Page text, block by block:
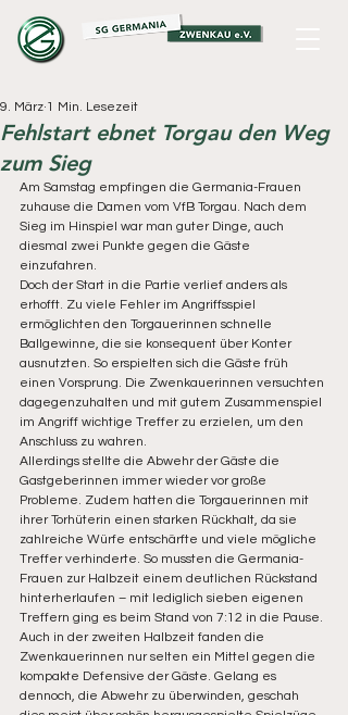
Fehlstart ebnet Torgau den Weg
zum Sieg
9. März 1 Min. Lesezeit
Am Samstag empfingen die Germania-Frauen
zuhause die Damen vom VfB Torgau. Nach dem
Sieg im Hinspiel war man guter Dinge, auch
diesmal zwei Punkte gegen die Gäste
einzufahren.
Doch der Start in die Partie verlief anders als
erhofft. Zu viele Fehler im Angriffsspiel
ermöglichten den Torgauerinnen schnelle
Ballgewinne, die sie konsequent über Konter
ausnutzten. So erspielten sich die Gäste früh
einen Vorsprung. Die Zwenkauerinnen versuchten
dagegenzuhalten und mit gutem Zusammenspiel
im Angriff wichtige Treffer zu erzielen, um den
Anschluss zu wahren.
Allerdings stellte die Abwehr der Gäste die
Gastgeberinnen immer wieder vor große
Probleme. Zudem hatten die Torgauerinnen mit
ihrer Torhüterin einen starken Rückhalt, da sie
zahlreiche Würfe entschärfte und viele mögliche
Treffer verhinderte. So mussten die Germania-
Frauen zur Halbzeit einem deutlichen Rückstand
hinterherlaufen – mit lediglich sieben eigenen
Treffern ging es beim Stand von 7:12 in die Pause.
Auch in der zweiten Halbzeit fanden die
Zwenkauerinnen nur selten ein Mittel gegen die
kompakte Defensive der Gäste. Gelang es
dennoch, die Abwehr zu überwinden, geschah